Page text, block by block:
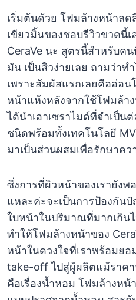
เริ่มต้นด้วย โฟมล้างหน้าล
เขียวมิ้นของชอบรีวิวขวดนี้
CeraVe นะ สูตรนี้สำหรับค
มัน เป็นสิวง่ายเลย ถามว่า
เพราะสัมผัสแรกเลยคืออ่อ
หน้าแห้งหลังจากใช้โฟมล้า
ได้นำเอาเซราไมด์ที่จำเป็
ชนิดพร้อมทั้งเทคโนโลยี
มาเป็นส่วนผสมเพื่อรักษาค
ซึ่งการที่ผิวหน้าของเรายัง
แหละค่ะจะเป็นการป้องกัน
ใบหน้าในปริมาณที่มากเกิน
ทำให้โฟมล้างหน้าของ
หน้าในดวงใจที่เราพร้อมยอ
take-off ไปสู่ผู้ผลิตแม้ราค
คือเรื่องน้ำหอม โฟมล้างหน้